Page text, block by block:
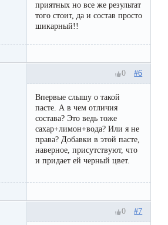
приятных но все же результат
того стоит, да и состав просто
шикарный!!
#6
0
Впервые слышу о такой
пасте. А в чем отличия
состава? Это ведь тоже
сахар+лимон+вода? Или я не
права? Добавки в этой пасте,
наверное, присутствуют, что
и придает ей черный цвет.
#7
0